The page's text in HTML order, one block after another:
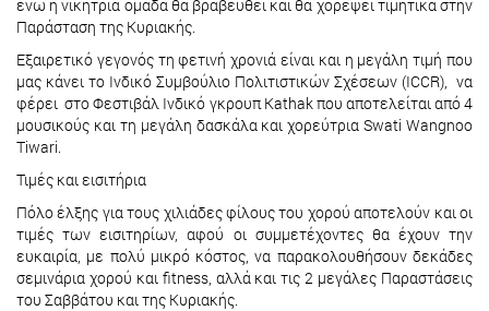
ενώ η νικήτρια ομάδα θα βραβευθεί και θα χορέψει τιμητικά στην
Παράσταση της Κυριακής.
Eξαιρετικό γεγονός τη φετινή χρονιά είναι και η μεγάλη τιμή που
μας κάνει το Ινδικό Συμβούλιο Πολιτιστικών Σχέσεων (ICCR), να
φέρει στο Φεστιβάλ Ινδικό γκρουπ Kathak που αποτελείται από 4
μουσικούς και τη μεγάλη δασκάλα και χορεύτρια Swati Wangnoo
Tiwari.
Τιμές και εισιτήρια
Πόλο έλξης για τους χιλιάδες φίλους του χορού αποτελούν και οι
τιμές των εισιτηρίων, αφού οι συμμετέχοντες θα έχουν την
ευκαιρία, με πολύ μικρό κόστος, να παρακολουθήσουν δεκάδες
σεμινάρια χορού και fitness, αλλά και τις 2 μεγάλες Παραστάσεις
του Σαββάτου και της Κυριακής.